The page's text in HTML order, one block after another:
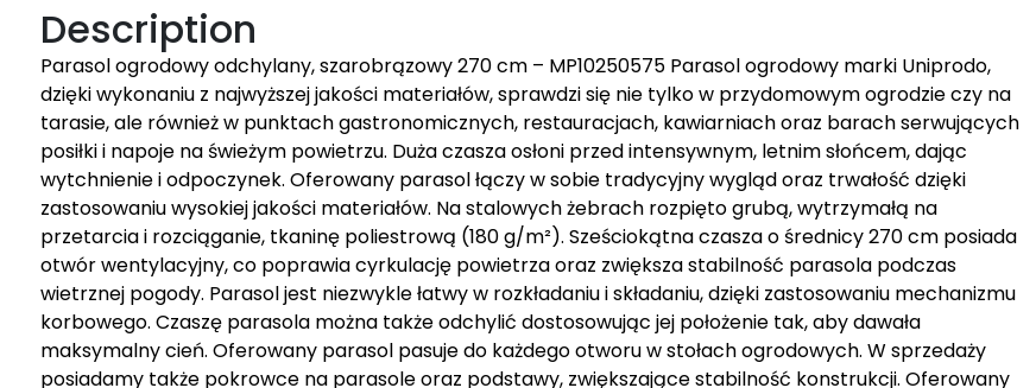
Description
Parasol ogrodowy odchylany, szarobrązowy 270 cm – MP10250575 Parasol ogrodowy marki Uniprodo,
dzięki wykonaniu z najwyższej jakości materiałów, sprawdzi się nie tylko w przydomowym ogrodzie czy na
tarasie, ale również w punktach gastronomicznych, restauracjach, kawiarniach oraz barach serwujących
posiłki i napoje na świeżym powietrzu. Duża czasza osłoni przed intensywnym, letnim słońcem, dając
wytchnienie i odpoczynek. Oferowany parasol łączy w sobie tradycyjny wygląd oraz trwałość dzięki
zastosowaniu wysokiej jakości materiałów. Na stalowych żebrach rozpięto grubą, wytrzymałą na
przetarcia i rozciąganie, tkaninę poliestrową (180 g/m²). Sześciokątna czasza o średnicy 270 cm posiada
otwór wentylacyjny, co poprawia cyrkulację powietrza oraz zwiększa stabilność parasola podczas
wietrznej pogody. Parasol jest niezwykle łatwy w rozkładaniu i składaniu, dzięki zastosowaniu mechanizmu
korbowego. Czaszę parasola można także odchylić dostosowując jej położenie tak, aby dawała
maksymalny cień. Oferowany parasol pasuje do każdego otworu w stołach ogrodowych. W sprzedaży
posiadamy także pokrowce na parasole oraz podstawy, zwiększające stabilność konstrukcji. Oferowany